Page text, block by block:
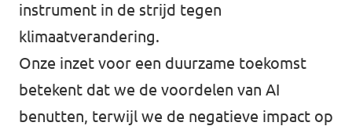
instrument in de strijd tegen
klimaatverandering.
Onze inzet voor een duurzame toekomst
betekent dat we de voordelen van AI
benutten, terwijl we de negatieve impact op